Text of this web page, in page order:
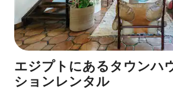
エジプトにあるタウンハ
ションレンタル